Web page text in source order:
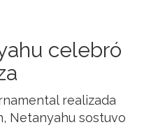
celebró
realizada
Netanyahu sostuvo